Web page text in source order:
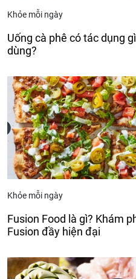
Khỏe mỗi ngày
Uống cà phê có tác dụng
dùng?
Khỏe mỗi ngày
Fusion Food là gì? Khám
Fusion đầy hiện đại